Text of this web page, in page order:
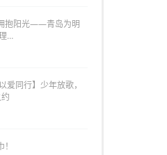
抱阳光——青岛为明
…
爱同行】少年放歌，